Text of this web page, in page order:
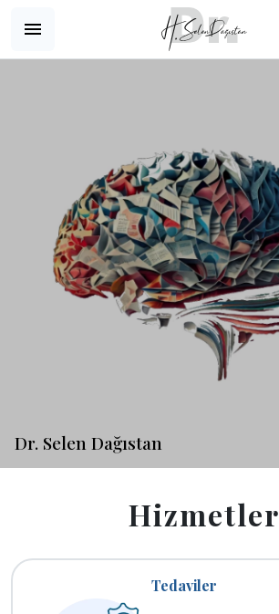
Dr. Selen Dağıstan
Hizmetler
Tedaviler